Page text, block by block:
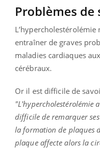
Problèmes de
L’hypercholestérolémie
entraîner de graves
maladies cardiaques
cérébraux.
Or il est difficile de
"L'hypercholestérolémie
difficile de remarquer
la formation de plaques
plaque affecte alors la